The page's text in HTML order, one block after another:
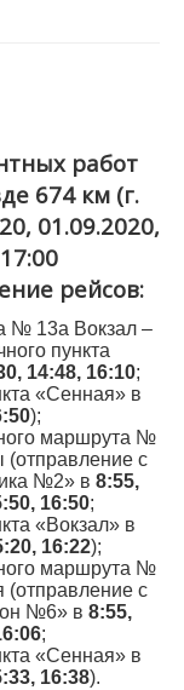
работ
674 км (г.
01.09.2020,
рейсов:
№ 13а Вокзал –
пункта
14:48, 16:10;
«Сенная» в
);
маршрута №
(отправление с
№2» в 8:55,
16:50;
«Вокзал» в
16:22);
маршрута №
с
№6» в 8:55,
;
«Сенная» в
16:38).